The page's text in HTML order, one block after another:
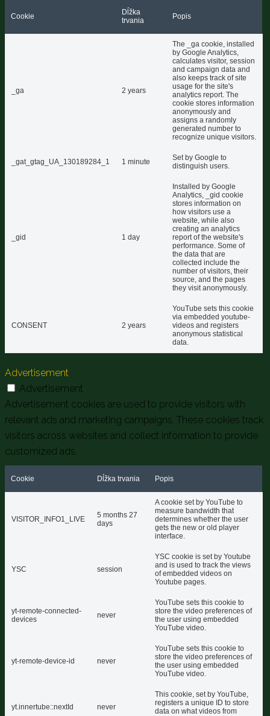
Cookie
Dĺžka
trvania
Popis
_ga 2 years
The _ga cookie, installed
by Google Analytics,
calculates visitor, session
and campaign data and
also keeps track of site
usage for the site's
analytics report. The
cookie stores information
anonymously and
assigns a randomly
generated number to
recognize unique visitors.
_gat_gtag_UA_130189284_1 1 minute
Set by Google to
distinguish users.
_gid 1 day
Installed by Google
Analytics, _gid cookie
stores information on
how visitors use a
website, while also
creating an analytics
report of the website's
performance. Some of
the data that are
collected include the
number of visitors, their
source, and the pages
they visit anonymously.
CONSENT 2 years
YouTube sets this cookie
via embedded youtube-
videos and registers
anonymous statistical
data.
Advertisement
Advertisement
Advertisement cookies are used to provide visitors with
relevant ads and marketing campaigns. These cookies track
visitors across websites and collect information to provide
customized ads.
Cookie Dĺžka trvania Popis
VISITOR_INFO1_LIVE
5 months 27
days
A cookie set by YouTube to
measure bandwidth that
determines whether the user
gets the new or old player
interface.
YSC session
YSC cookie is set by Youtube
and is used to track the views
of embedded videos on
Youtube pages.
yt-remote-connected-
devices
never
YouTube sets this cookie to
store the video preferences of
the user using embedded
YouTube video.
yt-remote-device-id never
YouTube sets this cookie to
store the video preferences of
the user using embedded
YouTube video.
yt.innertube::nextId never
This cookie, set by YouTube,
registers a unique ID to store
data on what videos from